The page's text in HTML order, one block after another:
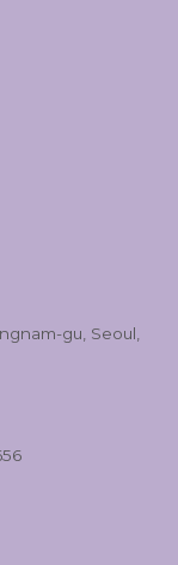
gu, Seoul,